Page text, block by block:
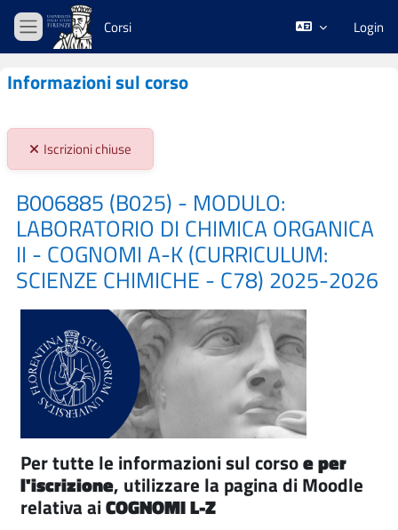
Vai al contenuto principale
Pannello laterale
Corsi Login
Informazioni sul corso
Stato iscrizioni:
Iscrizioni chiuse
B006885 (B025) - MODULO:
LABORATORIO DI CHIMICA ORGANICA
II - COGNOMI A-K (CURRICULUM:
SCIENZE CHIMICHE - C78) 2025-2026
Per tutte le informazioni sul corsoe per
l'iscrizione, utilizzare la pagina di Moodle
relativa aiCOGNOMI L-Z